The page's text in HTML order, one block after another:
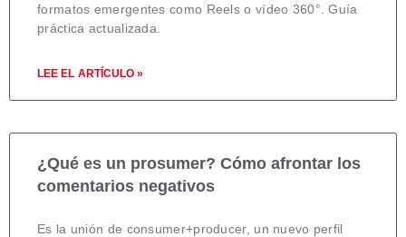
formatos emergentes como Reels o vídeo 360°. Guía
práctica actualizada.
LEE EL ARTÍCULO »
¿Qué es un prosumer? Cómo afrontar los
comentarios negativos
Es la unión de consumer+producer, un nuevo perfil